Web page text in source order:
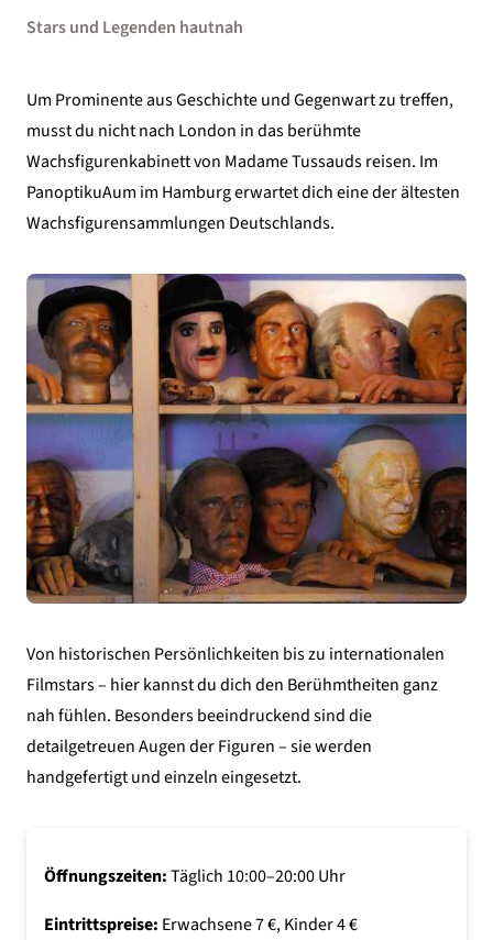
Stars und Legenden hautnah
Um Prominente aus Geschichte und Gegenwart zu treffen,
musst du nicht nach London in das berühmte
Wachsfigurenkabinett von Madame Tussauds reisen. Im
PanoptikuAum im Hamburg erwartet dich eine der ältesten
Wachsfigurensammlungen Deutschlands.
Von historischen Persönlichkeiten bis zu internationalen
Filmstars – hier kannst du dich den Berühmtheiten ganz
nah fühlen. Besonders beeindruckend sind die
detailgetreuen Augen der Figuren – sie werden
handgefertigt und einzeln eingesetzt.
Öffnungszeiten:Täglich 10:00–20:00 Uhr
Eintrittspreise: Erwachsene 7 €, Kinder 4 €